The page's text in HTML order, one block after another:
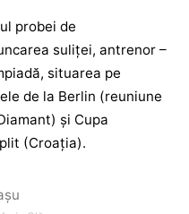
probei de
suliței, antrenor –
situarea pe
de la Berlin (reuniune
și Cupa
(Croația).